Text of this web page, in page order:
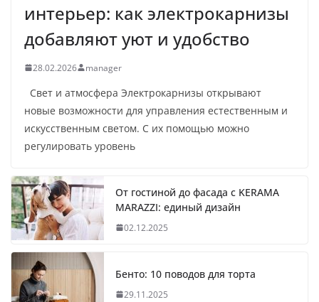
интерьер: как электрокарнизы
добавляют уют и удобство
28.02.2026 manager
Свет и атмосфера Электрокарнизы открывают
новые возможности для управления естественным и
искусственным светом. С их помощью можно
регулировать уровень
От гостиной до фасада с KERAMA
MARAZZI: единый дизайн
02.12.2025
Бенто: 10 поводов для торта
29.11.2025